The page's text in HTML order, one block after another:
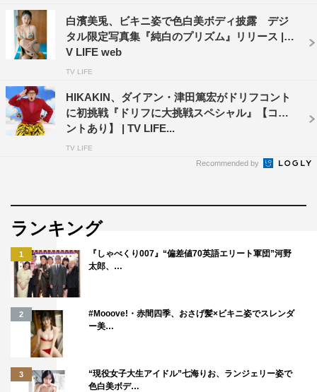
白濱美兎、ビキニ姿で色白美ボディ披露 デジ
タル限定写真集『純白のプリズム』リリース | T
V LIFE web
TV LIFE
HIKAKIN、ダイアン・津田篤宏がドリフコント
に初挑戦『ドリフに大挑戦スペシャル』【コメ
ントあり】 | TV LIFE...
TV LIFE
Recommended by
ランキング
1
『しゃべくり007』“偏差値70英語エリート軍団”河野
太郎、…
2
#Mooove!・赤間四季、おさげ髪×ビキニ姿でスレンダ
ー美…
3
“現役女子大生アイドル”七海りお、ランジェリー姿で
色白美ボデ…